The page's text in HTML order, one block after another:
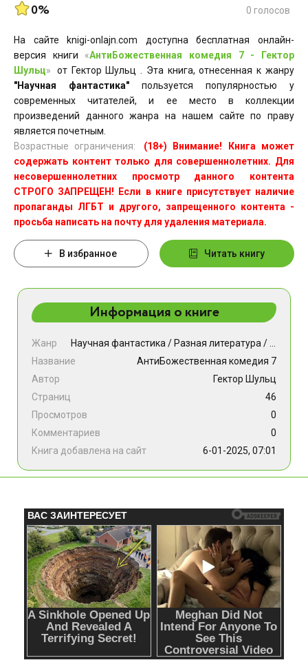
0% 0 голосов
На сайте knigi-onlajn.com доступна бесплатная онлайн-
версия книги «АнтиБожественная комедия 7 - Гектор
Шульц»
от Гектор Шульц . Эта книга, отнесенная к жанру
"Научная фантастика" пользуется популярностью у
современных читателей, и ее место в коллекции
произведений данного жанра на нашем сайте по праву
является почетным.
Возрастные ограничения:
(18+) Внимание! Книга может
содержать контент только для совершеннолетних. Для
несовершеннолетних просмотр данного контента
СТРОГО ЗАПРЕЩЕН! Если в книге присутствует наличие
пропаганды ЛГБТ и другого, запрещенного контента -
просьба написать на почту для удаления материала.
В избранное Читать книгу
Информация о книге
Жанр Научная фантастика / Разная литература /
Название
АнтиБожественная комедия 7
Автор
Гектор Шульц
Страниц
46
Просмотров
0
Комментариев
0
Книга добавлена на сайт
6-01-2025, 07:01